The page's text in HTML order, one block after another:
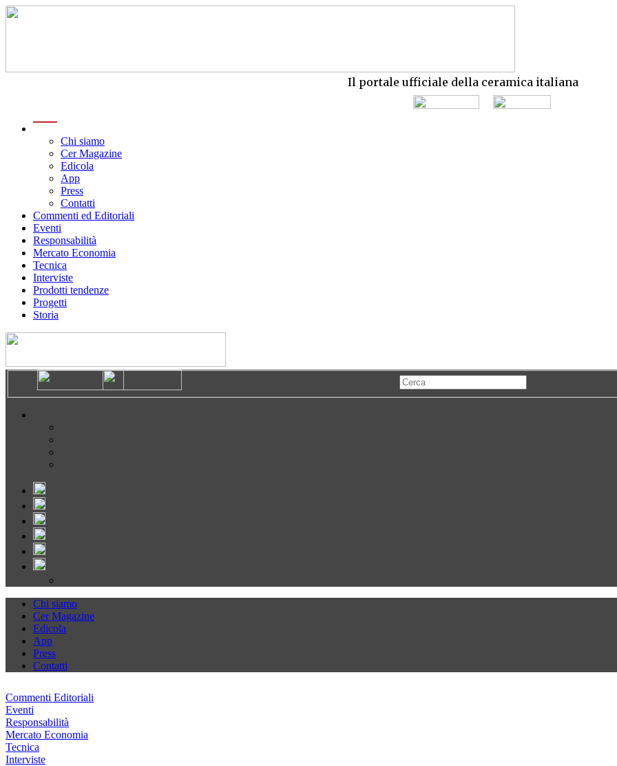
Il portale ufficiale della ceramica italiana
Chi siamo
Cer Magazine
Edicola
App
Press
Contatti
Commenti ed Editoriali
Eventi
Responsabilità
Mercato Economia
Tecnica
Interviste
Prodotti tendenze
Progetti
Storia
Chi siamo
Cer Magazine
Edicola
App
Press
Contatti
Commenti Editoriali
Eventi
Responsabilità
Mercato Economia
Tecnica
Interviste